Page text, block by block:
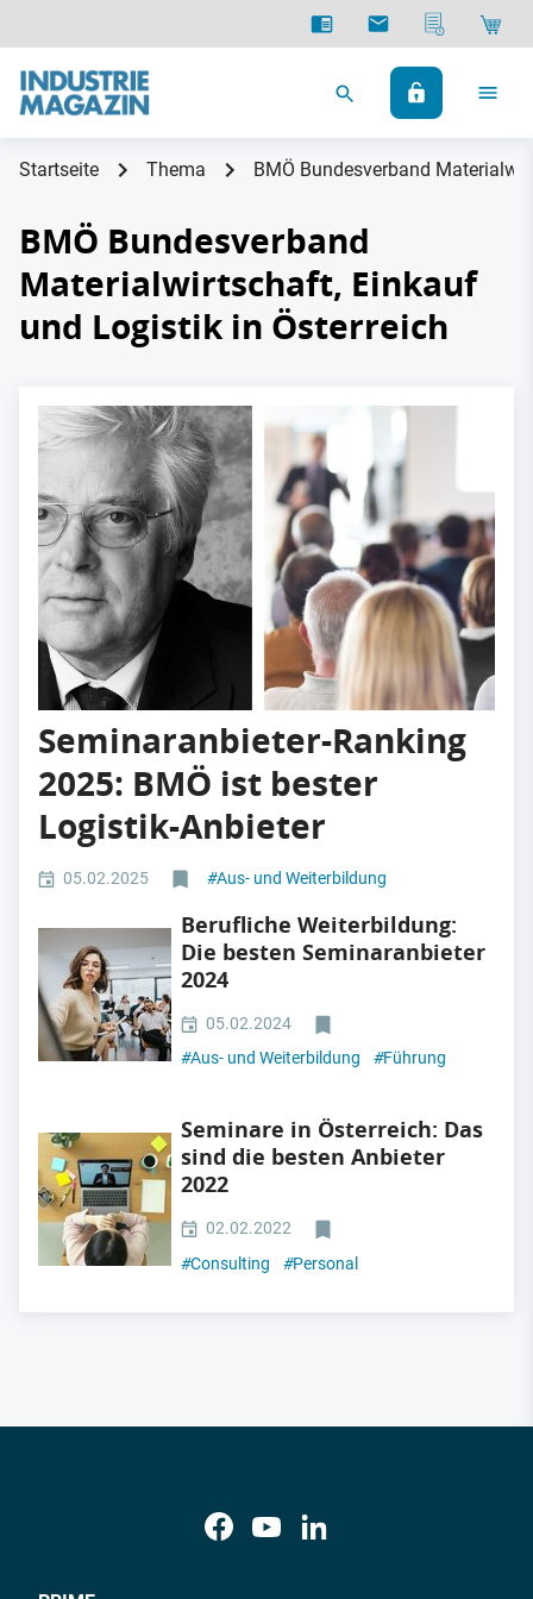
Startseite Thema BMÖ Bundesverband
BMÖ Bundesverband
Materialwirtschaft, Einkauf
und Logistik in Österreich
Seminaranbieter-Ranking
2025: BMÖ ist bester
Logistik-Anbieter
05.02.2025 #Aus- und Weiterbildung
Berufliche Weiterbildung:
Die besten Seminaranbieter
2024
05.02.2024
#Aus- und Weiterbildung #Führung
Seminare in Österreich: Das
sind die besten Anbieter
2022
02.02.2022
#Consulting #Personal